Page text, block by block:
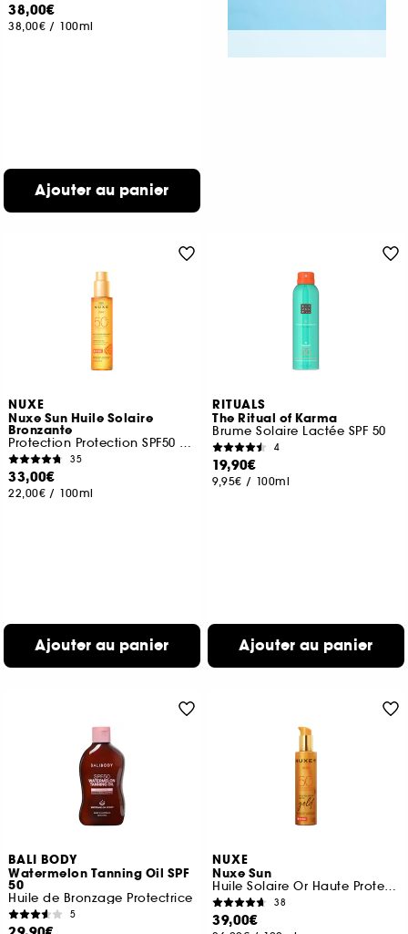
38,00€
38,00€ / 100ml
Ajouter au panier
NUXE
Nuxe Sun Huile Solaire
Bronzante
Protection Protection SPF50 visage et corps
35
33,00€
22,00€ / 100ml
Ajouter au panier
RITUALS
The Ritual of Karma
Brume Solaire Lactée SPF 50
4
19,90€
9,95€ / 100ml
Ajouter au panier
BALI BODY
Watermelon Tanning Oil SPF
50
Huile de Bronzage Protectrice
5
NUXE
Nuxe Sun
Huile Solaire Or Haute Protection SPF50
38
39,00€